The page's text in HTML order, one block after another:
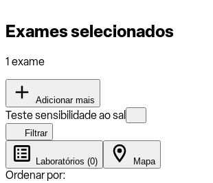
Exames selecionados
1 exame
Adicionar mais
Teste sensibilidade ao sal
Filtrar
Laboratórios (0) Mapa
Ordenar por: